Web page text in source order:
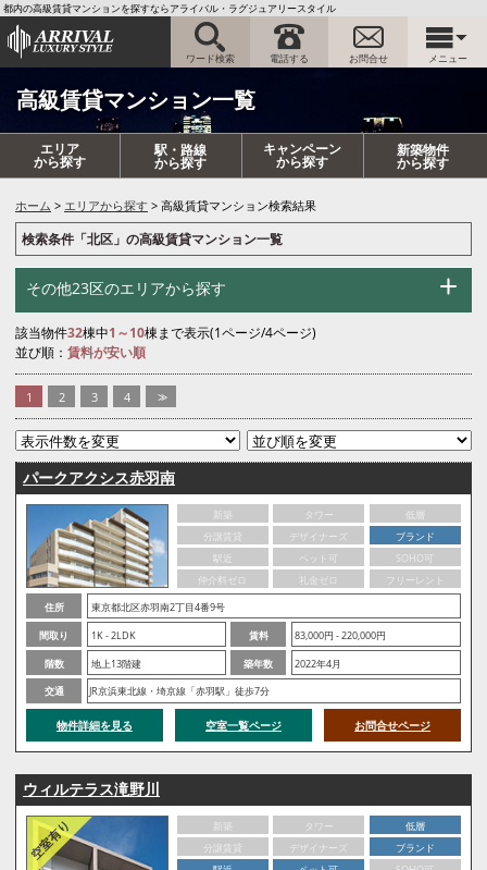
都内の高級賃貸マンションを探すならアライバル・ラグジュアリースタイル
ワード検索 電話する お問合せ メニュー
高級賃貸マンション一覧
エリア
から探す
駅・路線
から探す
キャンペーン
から探す
新築物件
から探す
ホーム エリアから探す 高級賃貸マンション検索結果
検索条件「北区」の高級賃貸マンション一覧
その他23区のエリアから探す
該当物件32棟中1～10棟まで表示(1ページ/4ページ)
並び順： 賃料が安い順
1 2 3 4 >>
パークアクシス赤羽南
新築 タワー
低層
分譲賃貸
デザイナーズ
ブランド
駅近
ペット可
SOHO可
仲介料ゼロ
礼金ゼロ
フリーレント
住所
東京都北区赤羽南2丁目4番9号
間取り
1K - 2LDK 賃料
83,000円 - 220,000円
階数
地上13階建 築年数
2022年4月
交通
JR京浜東北線・埼京線「赤羽駅」徒歩7分
物件詳細を見る 空室一覧ページ お問合せページ
ウィルテラス滝野川
新築 タワー
低層
分譲賃貸
デザイナーズ
ブランド